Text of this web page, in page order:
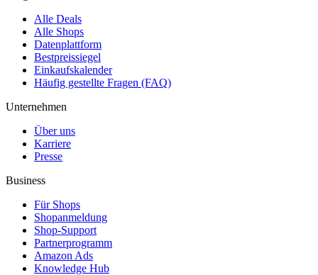
Alle Deals
Alle Shops
Datenplattform
Bestpreissiegel
Einkaufskalender
Häufig gestellte Fragen (FAQ)
Unternehmen
Über uns
Karriere
Presse
Business
Für Shops
Shopanmeldung
Shop-Support
Partnerprogramm
Amazon Ads
Knowledge Hub